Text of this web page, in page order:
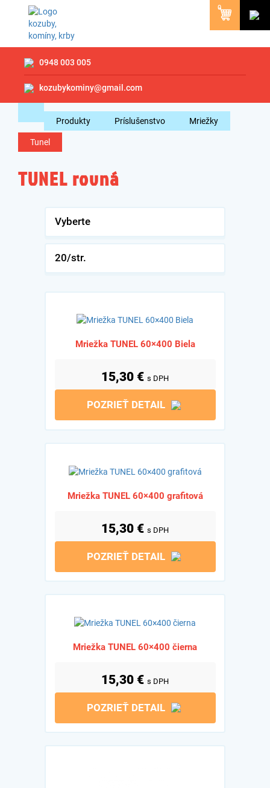
0
0948 003 005
kozubykominy@gmail.com
Produkty Príslušenstvo Mriežky
Tunel
TUNEL rovná
Mriežka TUNEL 60×400 Biela
15,30 € s DPH
POZRIEŤ DETAIL
Mriežka TUNEL 60×400 grafitová
15,30 € s DPH
POZRIEŤ DETAIL
Mriežka TUNEL 60×400 čierna
15,30 € s DPH
POZRIEŤ DETAIL